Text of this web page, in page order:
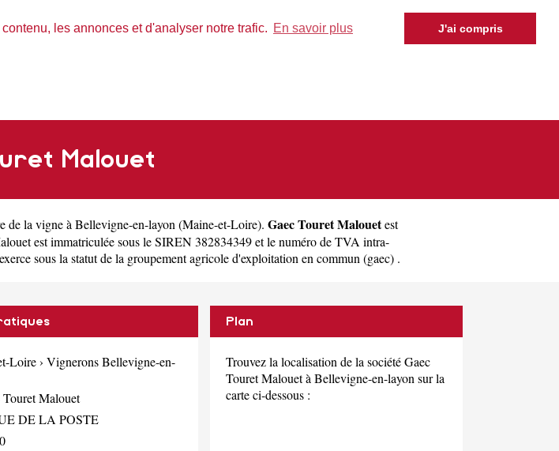
les annonces et d'analyser notre trafic. En savoir plus J'ai compris
Malouet
de la vigne à Bellevigne-en-layon (Maine-et-Loire). Gaec Touret Malouetest
est immatriculée sous le SIREN 382834349 et le numéro de TVA intra-
sous la statut de la groupement agricole d'exploitation en commun (gaec) .
Loire› Vignerons Bellevigne-en-
Touret Malouet
DE LA POSTE
Plan
Trouvez la localisation de la société Gaec
Touret Malouet à Bellevigne-en-layon sur la
carte ci-dessous :